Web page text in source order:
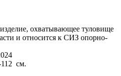
охватывающее туловище
и относится к СИЗ опорно-
112 см.